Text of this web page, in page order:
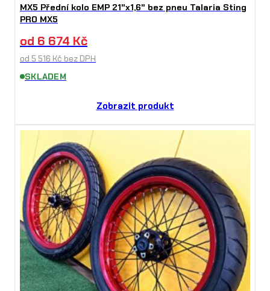
MX5 Přední kolo EMP 21"x1,6" bez pneu Talaria Sting
PRO MX5
od 6 674 Kč
od 5 516 Kč bez DPH
SKLADEM
Zobrazit produkt